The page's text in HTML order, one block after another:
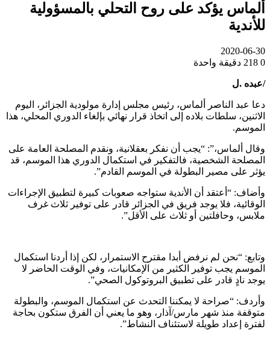
ألماس يؤكد على روح التحلي بالمسؤولية
للأندية
2020-06-30
0
دقيقة واحدة
/عبده .ل
دعا عبد الناصر ألماس، رئيس مجلس إدارة مولودية الجزائر، اليوم
الاثنين، سلطات بلاده إلى اتخاذ قرار نهائي بإلغاء الدوري المحلي، هذا
الموسم.
وقال ألماس،”: “يجب أن نفكر بعقلانية، ونقدم المصلحة العامة على
المصلحة الشخصية، فالتفكير في استكمال الدوري هذا الموسم، قد
يؤثر على مصير البطولة في الموسم القادم”.
وأضاف: “أعتقد أن الأندية ستواجه صعوبات كبيرة لتطبيق الإجراءات
الوقائية، فلا يوجد فريق في الجزائر قادر على توفير ثلاث غرف
ملابس، وحافلتين أو ثلاث على الأقل”.
وتابع: “نحن لم نرفض أبدا مقترح الاستمرار، لكن إذا أردنا استكمال
الموسم يجب توفير الكثير من الإمكانيات، وفي الوقت الحاضر لا
يوجد نادٍ قادر على تطبيق البروتوكول الصحي”.
وأردف: “صراحة لا يمكننا التحدث عن استكمال الموسم، والبطولة
متوقفة منذ شهر مارس/آذار، وهو ما يعني أن الفرق ستكون بحاجة
لفترة إعداد طويلة لاستئناف النشاط”.